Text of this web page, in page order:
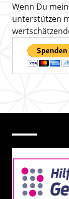
Wenn Du
unterstützen